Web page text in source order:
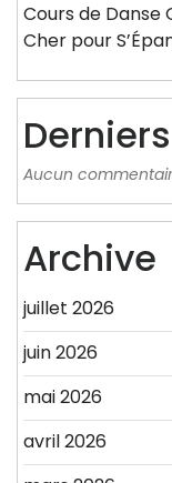
Cours de Danse
Cher pour
Aucun
Archive
juillet 2026
juin 2026
mai 2026
avril 2026